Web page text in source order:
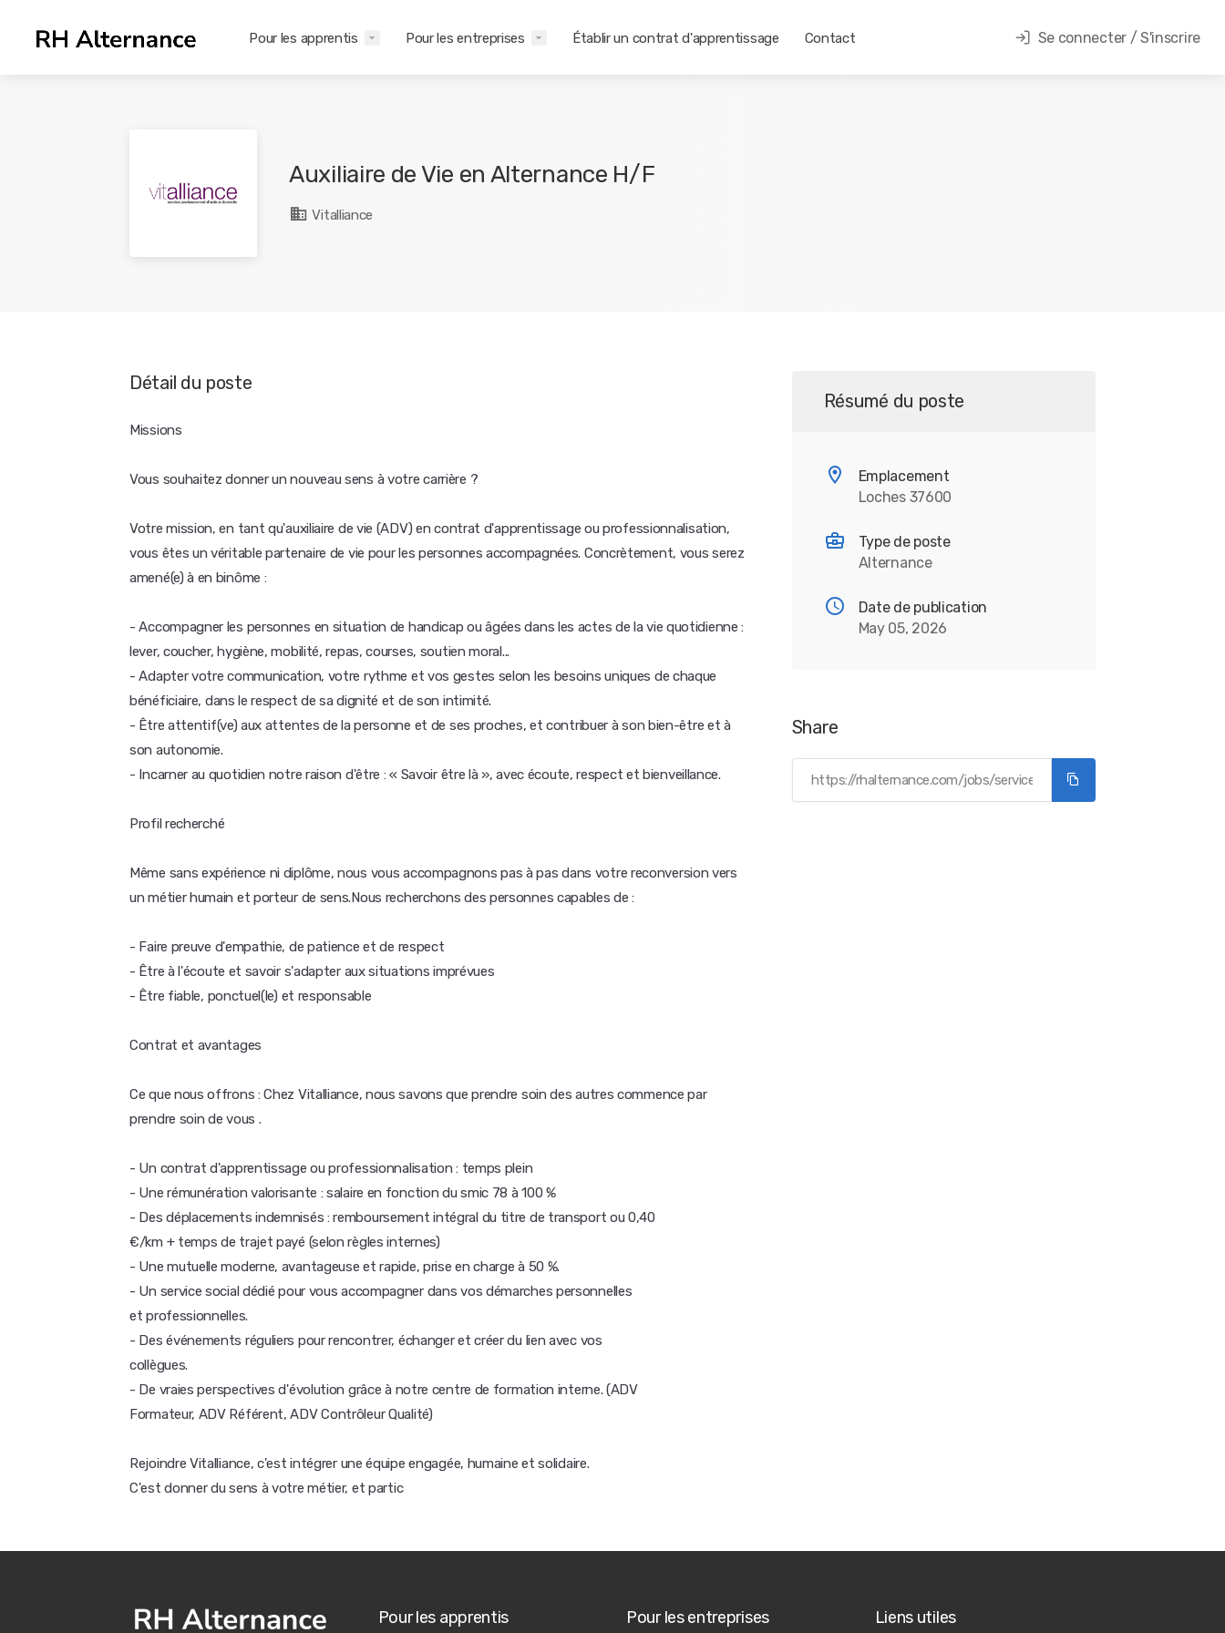
Pour les apprentis Pour les entreprises Établir un contrat d'apprentissage Contact Se connecter / S'inscrire
Auxiliaire de Vie en Alternance H/F
Vitalliance
Détail du poste
Missions
Vous souhaitez donner un nouveau sens à votre carrière ?
Votre mission, en tant qu'auxiliaire de vie (ADV) en contrat d'apprentissage ou professionnalisation,
vous êtes un véritable partenaire de vie pour les personnes accompagnées. Concrètement, vous serez
amené(e) à en binôme :
- Accompagner les personnes en situation de handicap ou âgées dans les actes de la vie quotidienne :
lever, coucher, hygiène, mobilité, repas, courses, soutien moral...
- Adapter votre communication, votre rythme et vos gestes selon les besoins uniques de chaque
bénéficiaire, dans le respect de sa dignité et de son intimité.
- Être attentif(ve) aux attentes de la personne et de ses proches, et contribuer à son bien-être et à
son autonomie.
- Incarner au quotidien notre raison d'être : « Savoir être là », avec écoute, respect et bienveillance.
Profil recherché
Même sans expérience ni diplôme, nous vous accompagnons pas à pas dans votre reconversion vers
un métier humain et porteur de sens.Nous recherchons des personnes capables de :
- Faire preuve d'empathie, de patience et de respect
- Être à l'écoute et savoir s'adapter aux situations imprévues
- Être fiable, ponctuel(le) et responsable
Contrat et avantages
Ce que nous offrons : Chez Vitalliance, nous savons que prendre soin des autres commence par
prendre soin de vous .
- Un contrat d'apprentissage ou professionnalisation : temps plein
- Une rémunération valorisante : salaire en fonction du smic 78 à 100 %
- Des déplacements indemnisés : remboursement intégral du titre de transport ou 0,40
€/km + temps de trajet payé (selon règles internes)
- Une mutuelle moderne, avantageuse et rapide, prise en charge à 50 %.
- Un service social dédié pour vous accompagner dans vos démarches personnelles
et professionnelles.
- Des événements réguliers pour rencontrer, échanger et créer du lien avec vos
collègues.
- De vraies perspectives d'évolution grâce à notre centre de formation interne. (ADV
Formateur, ADV Référent, ADV Contrôleur Qualité)
Rejoindre Vitalliance, c'est intégrer une équipe engagée, humaine et solidaire.
C'est donner du sens à votre métier, et partic
Résumé du poste
Emplacement
Loches 37600
Type de poste
Alternance
Date de publication
May 05, 2026
Share
Pour les apprentis Pour les entreprises Liens utiles